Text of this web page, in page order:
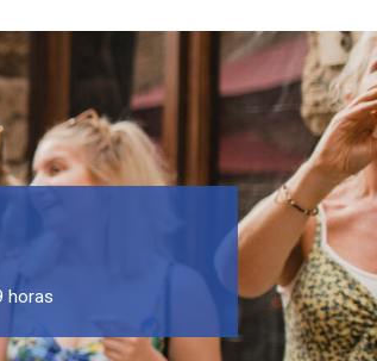
horas